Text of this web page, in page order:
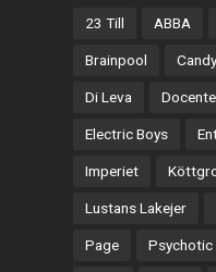
23 Till ABBA
Brainpool
Di Leva
Electric Boys
Imperiet
Lustans Lakejer
Page Psychotic